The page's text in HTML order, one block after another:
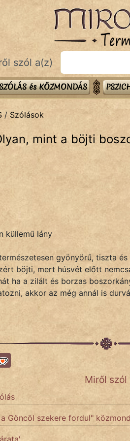
szól a(z)
és KÖZMONDÁS
/ Szólások
mint a böjti
küllemű lány
gyönyörű, tiszta
böjti, mert húsvét előtt
ha a zilált és borzas
akkor az még annál is
Miről szól
Göncöl szekere fordul"